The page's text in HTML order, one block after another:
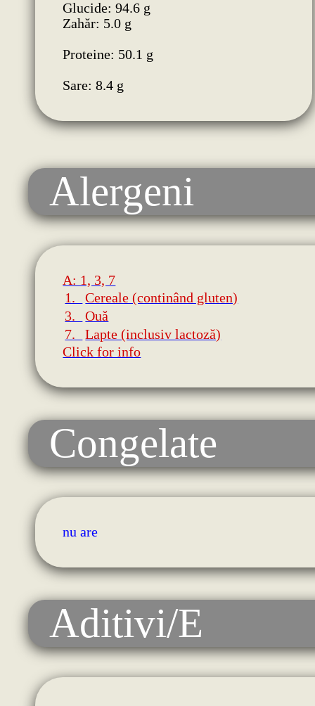
Glucide: 94.6 g
Zahăr: 5.0 g
Proteine: 50.1 g
Sare: 8.4 g
Alergeni
A: 1, 3, 7
1.
Cereale (continând gluten)
3.
Ouă
7.
Lapte (inclusiv lactoză)
Click for info
Congelate
nu are
Aditivi/E